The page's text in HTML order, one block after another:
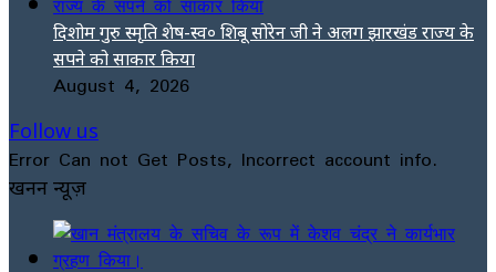
दिशोम गुरु स्मृति शेष-स्व० शिबू सोरेन जी ने अलग झारखंड राज्य के
सपने को साकार किया
August 4, 2026
Follow us
Error Can not Get Posts, Incorrect account info.
खनन न्यूज़